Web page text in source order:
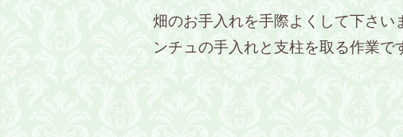
畑のお手入れを手際よくして下さい
ンチュの手入れと支柱を取る作業で